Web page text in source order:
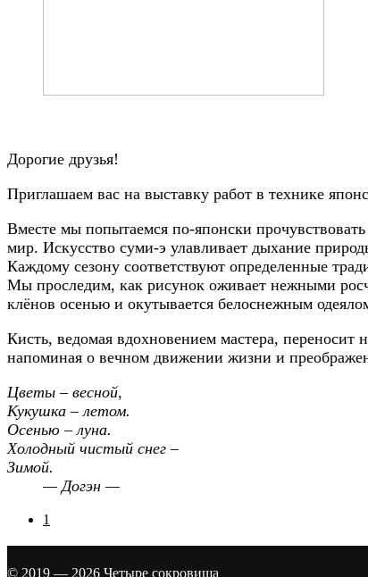
Дорогие друзья!
Приглашаем вас на выставку работ в технике
Вместе мы попытаемся по-японски
мир. Искусство суми-э улавливает дыхание
Каждому сезону соответствуют определенные
Мы проследим, как рисунок оживает нежными
клёнов осенью и окутывается белоснежным
Кисть, ведомая вдохновением мастера,
напоминая о вечном движении жизни и
Цветы – весной,
Кукушка – летом.
Осенью – луна.
Холодный чистый снег –
Зимой.
— Догэн —
1
© 2019 — 2026 Четыре сокровища